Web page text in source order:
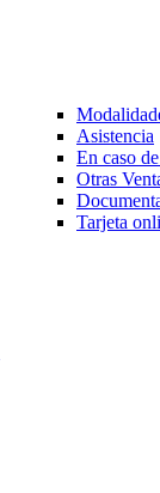
Asistencia
En caso
Otras
Tarjeta